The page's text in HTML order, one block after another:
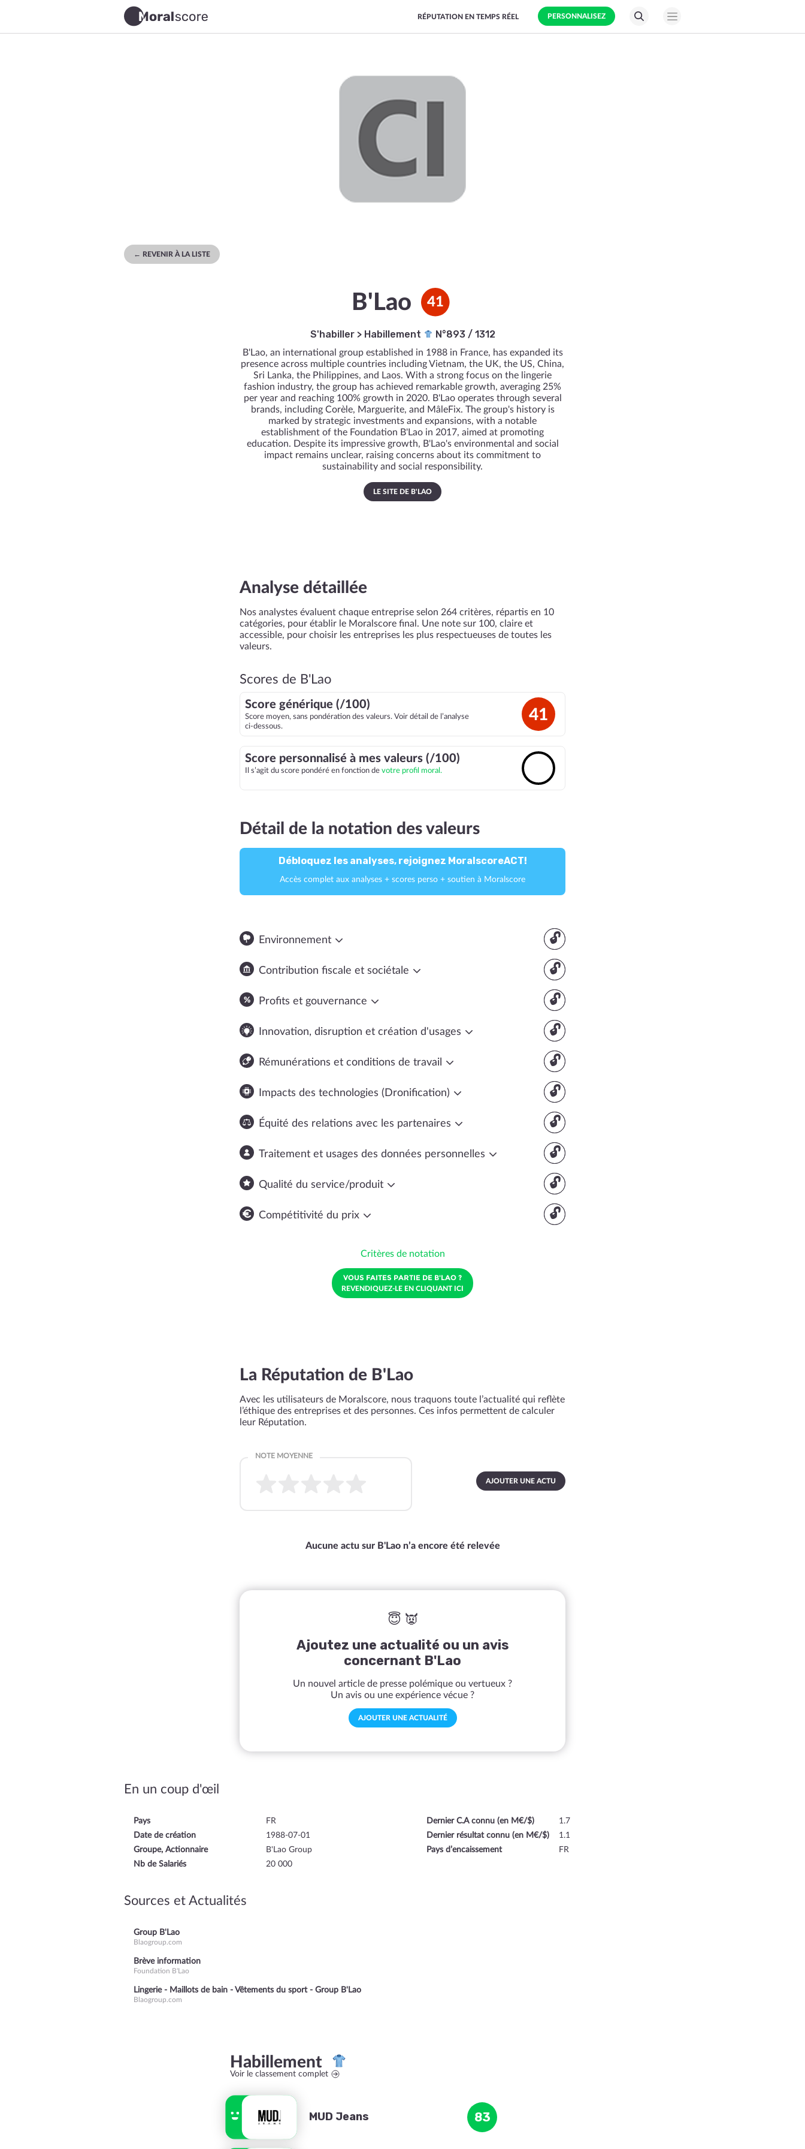
PERSONNALISEZ
RÉPUTATION EN TEMPS RÉEL
← REVENIR À LA LISTE
B'Lao 41
S'habiller> Habillement N°893 / 1312
B'Lao, an international group established in 1988 in France, has expanded its
presence across multiple countries including Vietnam, the UK, the US, China,
Sri Lanka, the Philippines, and Laos. With a strong focus on the lingerie
fashion industry, the group has achieved remarkable growth, averaging 25%
per year and reaching 100% growth in 2020. B'Lao operates through several
brands, including Corèle, Marguerite, and MâleFix. The group's history is
marked by strategic investments and expansions, with a notable
establishment of the Foundation B'Lao in 2017, aimed at promoting
education. Despite its impressive growth, B'Lao's environmental and social
impact remains unclear, raising concerns about its commitment to
sustainability and social responsibility.
LE SITE DE B'LAO
Analyse détaillée
Nos analystes évaluent chaque entreprise selon 264 critères, répartis en 10
catégories, pour établir le Moralscore final. Une note sur 100, claire et
accessible, pour choisir les entreprises les plus respectueuses de toutes les
valeurs.
Scores de B'Lao
Score générique (/100)
Score moyen, sans pondération des valeurs. Voir détail de l’analyse
ci-dessous.
41
Score personnalisé à mes valeurs (/100)
Il s’agit du score pondéré en fonction de votre profil moral.
Détail de la notation des valeurs
Débloquez les analyses, rejoignez MoralscoreACT!
Accès complet aux analyses + scores perso + soutien à Moralscore
🔓
Environnement
🔓
Contribution fiscale et sociétale
🔓
Profits et gouvernance
🔓
Innovation, disruption et création d'usages
🔓
Rémunérations et conditions de travail
🔓
Impacts des technologies (Dronification)
🔓
Équité des relations avec les partenaires
🔓
Traitement et usages des données personnelles
🔓
Qualité du service/produit
🔓
Compétitivité du prix
Critères de notation
VOUS FAITES PARTIE DE B'LAO ?
REVENDIQUEZ-LE EN CLIQUANT ICI
La Réputation de B'Lao
Avec les utilisateurs de Moralscore, nous traquons toute l’actualité qui reflète
l’éthique des entreprises et des personnes. Ces infos permettent de calculer
leur Réputation.
AJOUTER UNE ACTU
Aucune actu sur B'Lao n’a encore été relevée
😇 👿
Ajoutez une actualité ou un avis
concernant B'Lao
Un nouvel article de presse polémique ou vertueux ?
Un avis ou une expérience vécue ?
AJOUTER UNE ACTUALITÉ
En un coup d'œil
Pays
FR
Date de création
1988-07-01
Groupe, Actionnaire
B'Lao Group
Nb de Salariés
20 000
Dernier C.A connu (en M€/$)
1.7
Dernier résultat connu (en M€/$)
1.1
Pays d’encaissement
FR
Sources et Actualités
Group B'Lao
Blaogroup.com
Brève information
Foundation B'Lao
Lingerie - Maillots de bain - Vêtements du sport - Group B'Lao
Blaogroup.com
Habillement
Voir le classement complet
MUD Jeans 83